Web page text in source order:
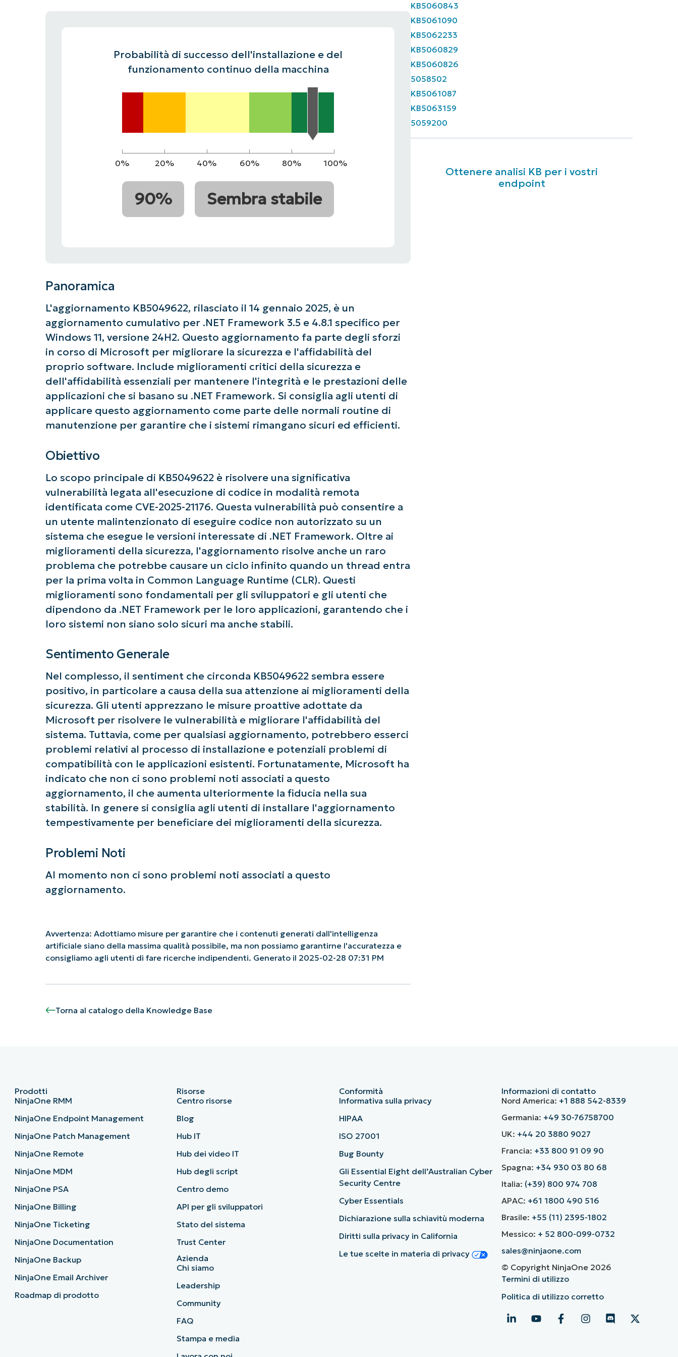
Probabilità di successo dell'installazione e del
funzionamento continuo della macchina
0% 20% 40% 60% 80% 100%
90% Sembra stabile
Panoramica
L'aggiornamento KB5049622, rilasciato il 14 gennaio 2025, è un
aggiornamento cumulativo per .NET Framework 3.5 e 4.8.1 specifico per
Windows 11, versione 24H2. Questo aggiornamento fa parte degli sforzi
in corso di Microsoft per migliorare la sicurezza e l'affidabilità del
proprio software. Include miglioramenti critici della sicurezza e
dell'affidabilità essenziali per mantenere l'integrità e le prestazioni delle
applicazioni che si basano su .NET Framework. Si consiglia agli utenti di
applicare questo aggiornamento come parte delle normali routine di
manutenzione per garantire che i sistemi rimangano sicuri ed efficienti.
Obiettivo
Lo scopo principale di KB5049622 è risolvere una significativa
vulnerabilità legata all'esecuzione di codice in modalità remota
identificata come CVE-2025-21176. Questa vulnerabilità può consentire a
un utente malintenzionato di eseguire codice non autorizzato su un
sistema che esegue le versioni interessate di .NET Framework. Oltre ai
miglioramenti della sicurezza, l'aggiornamento risolve anche un raro
problema che potrebbe causare un ciclo infinito quando un thread entra
per la prima volta in Common Language Runtime (CLR). Questi
miglioramenti sono fondamentali per gli sviluppatori e gli utenti che
dipendono da .NET Framework per le loro applicazioni, garantendo che i
loro sistemi non siano solo sicuri ma anche stabili.
Sentimento Generale
Nel complesso, il sentiment che circonda KB5049622 sembra essere
positivo, in particolare a causa della sua attenzione ai miglioramenti della
sicurezza. Gli utenti apprezzano le misure proattive adottate da
Microsoft per risolvere le vulnerabilità e migliorare l'affidabilità del
sistema. Tuttavia, come per qualsiasi aggiornamento, potrebbero esserci
problemi relativi al processo di installazione e potenziali problemi di
compatibilità con le applicazioni esistenti. Fortunatamente, Microsoft ha
indicato che non ci sono problemi noti associati a questo
aggiornamento, il che aumenta ulteriormente la fiducia nella sua
stabilità. In genere si consiglia agli utenti di installare l'aggiornamento
tempestivamente per beneficiare dei miglioramenti della sicurezza.
Problemi Noti
Al momento non ci sono problemi noti associati a questo
aggiornamento.
Avvertenza: Adottiamo misure per garantire che i contenuti generati dall'intelligenza
artificiale siano della massima qualità possibile, ma non possiamo garantirne l'accuratezza e
consigliamo agli utenti di fare ricerche indipendenti. Generato il 2025-02-28 07:31 PM
Torna al catalogo della Knowledge Base
KB5060843
KB5061090
KB5062233
KB5060829
KB5060826
5058502
KB5061087
KB5063159
5059200
Ottenere analisi KB per i vostri
endpoint
Iniziate con le analisi KB guidate dall'AI di NinjaOne!
Non è richiesta alcuna carta di credito e si ha accesso completo a tutte le funzionalità.
and
last
name*
Business
email*
Phone
number*
Company
name*
Prodotti
NinjaOne RMM
NinjaOne Endpoint Management
NinjaOne Patch Management
NinjaOne Remote
NinjaOne MDM
NinjaOne PSA
NinjaOne Billing
NinjaOne Ticketing
NinjaOne Documentation
NinjaOne Backup
NinjaOne Email Archiver
Roadmap di prodotto
Risorse
Centro risorse
Blog
Hub IT
Hub dei video IT
Hub degli script
Centro demo
API per gli sviluppatori
Stato del sistema
Trust Center
Azienda
Chi siamo
Leadership
Community
FAQ
Stampa e media
Conformità
Informativa sulla privacy
HIPAA
ISO 27001
Bug Bounty
Gli Essential Eight dell’Australian Cyber
Security Centre
Cyber Essentials
Dichiarazione sulla schiavitù moderna
Diritti sulla privacy in California
Le tue scelte in materia di privacy
Informazioni di contatto
Nord America: +1 888 542-8339
Germania: +49 30-76758700
UK: +44 20 3880 9027
Francia: +33 800 91 09 90
Spagna: +34 930 03 80 68
Italia: (+39) 800 974 708
APAC: +61 1800 490 516
Brasile: +55 (11) 2395-1802
Messico: + 52 800-099-0732
sales@ninjaone.com
© Copyright NinjaOne 2026
Termini di utilizzo
Politica di utilizzo corretto